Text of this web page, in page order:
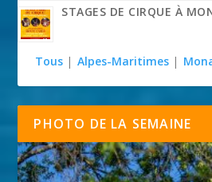
STAGES DE CIRQUE À
Tous | Alpes-Maritimes |
PHOTO DE LA SEMAINE